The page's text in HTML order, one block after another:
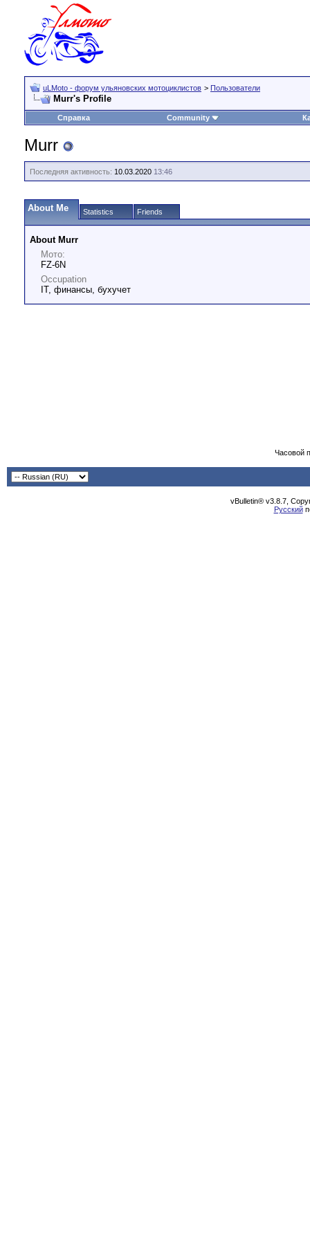
uLMoto - форум ульяновских мотоциклистов > Пользователи
Murr's Profile
Справка Community
Murr
Последняя активность: 10.03.2020 13:46
About Me Statistics Friends
About Murr
Мото:
FZ-6N
Occupation
IT, финансы, бухучет
Часовой
vBulletin® v3.8.7,
Русский